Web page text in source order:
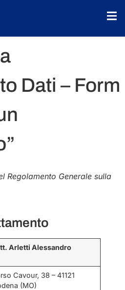
Dati – Form
Regolamento Generale sulla
Arletti Alessandro
Cavour, 38 – 41121
(MO)